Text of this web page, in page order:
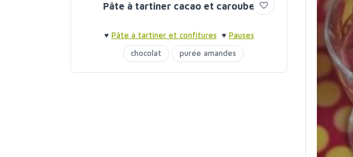
Pâte à tartiner cacao et caroube
♥ Pâte à tartiner et confitures ♥ Pauses
gourmandes
chocolat purée amandes
purée noisettes sirop d'agave